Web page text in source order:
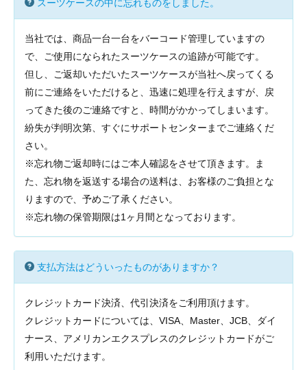
スーツケースの中に忘れものをしました。
当社では、商品一台一台をバーコード管理していますの
で、ご使用になられたスーツケースの追跡が可能です。
但し、ご返却いただいたスーツケースが当社へ戻ってくる
前にご連絡をいただけると、迅速に処理を行えますが、戻
ってきた後のご連絡ですと、時間がかかってしまいます。
紛失が判明次第、すぐにサポートセンターまでご連絡くだ
さい。
※忘れ物ご返却時にはご本人確認をさせて頂きます。ま
た、忘れ物を返送する場合の送料は、お客様のご負担とな
りますので、予めご了承ください。
※忘れ物の保管期限は1ヶ月間となっております。
支払方法はどういったものがありますか？
クレジットカード決済、代引決済をご利用頂けます。
クレジットカードについては、VISA、Master、JCB、ダイ
ナース、アメリカンエクスプレスのクレジットカードがご
利用いただけます。